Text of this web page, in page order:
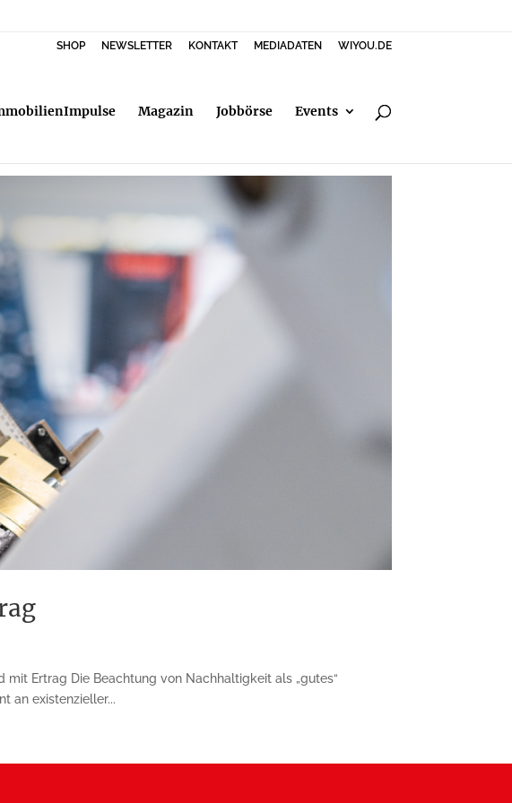
SHOP NEWSLETTER KONTAKT MEDIADATEN WIYOU.DE
Magazin Jobbörse Events
mit Ertrag Die Beachtung von Nachhaltigkeit als „gutes“
an existenzieller...